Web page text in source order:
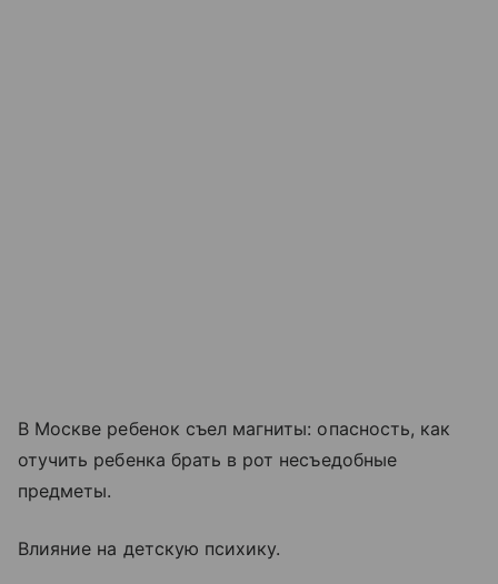
В Москве ребенок съел магниты: опасность, как
отучить ребенка брать в рот несъедобные
предметы.
Влияние на детскую психику.